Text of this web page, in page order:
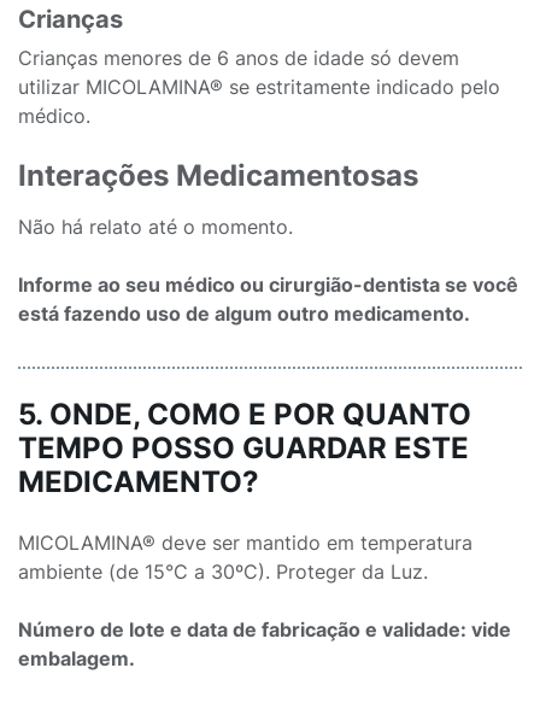
Crianças
Crianças menores de 6 anos de idade só devem
utilizar MICOLAMINA® se estritamente indicado pelo
médico.
Interações Medicamentosas
Não há relato até o momento.
Informe ao seu médico ou cirurgião-dentista se você
está fazendo uso de algum outro medicamento.
5. ONDE, COMO E POR QUANTO
TEMPO POSSO GUARDAR ESTE
MEDICAMENTO?
MICOLAMINA® deve ser mantido em temperatura
ambiente (de 15°C a 30ºC). Proteger da Luz.
Número de lote e data de fabricação e validade: vide
embalagem.